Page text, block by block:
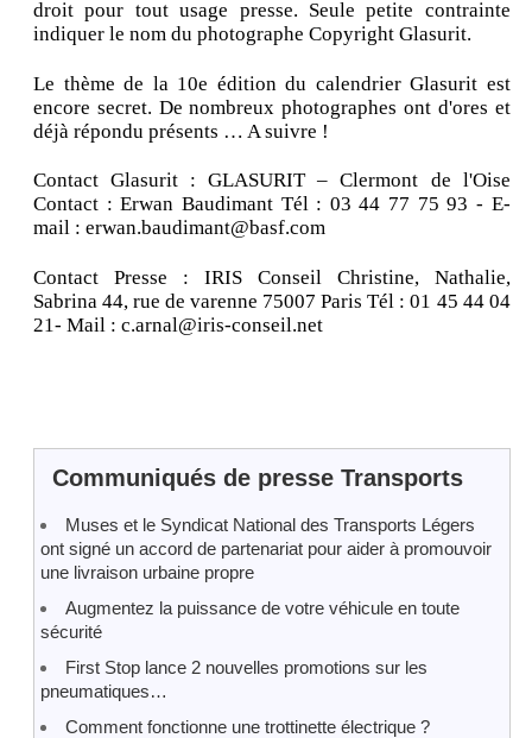
droit pour tout usage presse. Seule petite contrainte
indiquer le nom du photographe Copyright Glasurit.
Le thème de la 10e édition du calendrier Glasurit est
encore secret. De nombreux photographes ont d'ores et
déjà répondu présents … A suivre !
Contact Glasurit : GLASURIT – Clermont de l'Oise
Contact : Erwan Baudimant Tél : 03 44 77 75 93 - E-
mail : erwan.baudimant@basf.com
Contact Presse : IRIS Conseil Christine, Nathalie,
Sabrina 44, rue de varenne 75007 Paris Tél : 01 45 44 04
21- Mail : c.arnal@iris-conseil.net
Communiqués de presse Transports
Muses et le Syndicat National des Transports Légers
ont signé un accord de partenariat pour aider à promouvoir
une livraison urbaine propre
Augmentez la puissance de votre véhicule en toute
sécurité
First Stop lance 2 nouvelles promotions sur les
pneumatiques…
Comment fonctionne une trottinette électrique ?